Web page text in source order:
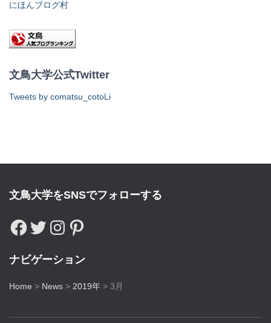
にほんブログ村
文鳥大学公式Twitter
Tweets by comatsu_cotoLi
文鳥大学をSNSでフォローする
ナビゲーション
Home > News > 2019年 > 3月